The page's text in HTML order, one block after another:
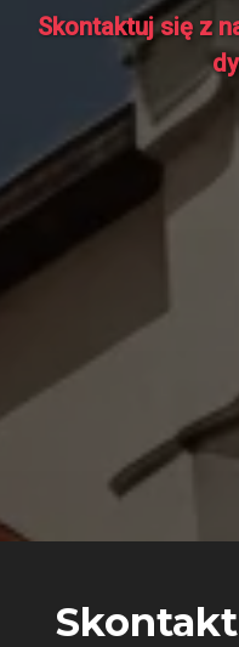
Skontaktuj się z